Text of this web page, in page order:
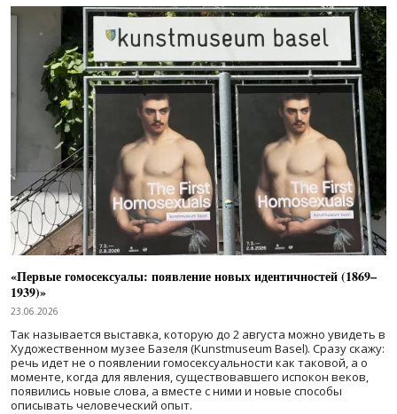
«Первые гомосексуалы: появление новых идентичностей (1869–
1939)»
23.06.2026
Так называется выставка, которую до 2 августа можно увидеть в
Художественном музее Базеля (Kunstmuseum Basel). Сразу скажу:
речь идет не о появлении гомосексуальности как таковой, а о
моменте, когда для явления, существовавшего испокон веков,
появились новые слова, а вместе с ними и новые способы
описывать человеческий опыт.